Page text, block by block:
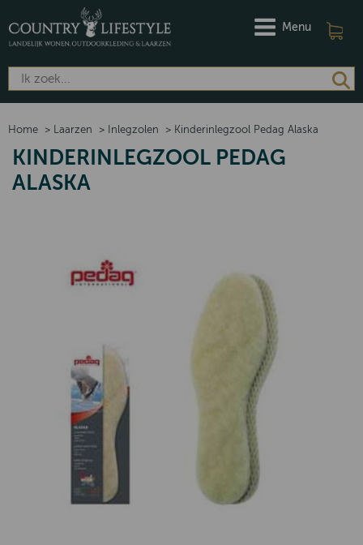
Menu
Home > Laarzen > Inlegzolen > Kinderinlegzool Pedag Alaska
KINDERINLEGZOOL PEDAG
ALASKA